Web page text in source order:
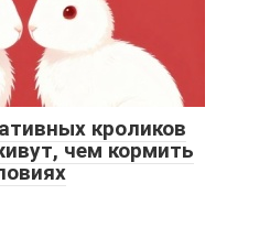
кроликов
чем кормить